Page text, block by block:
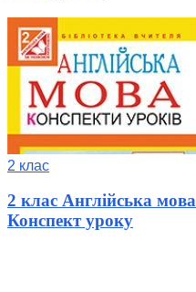
2 клас
2 клас Англійська
Конспект уроку